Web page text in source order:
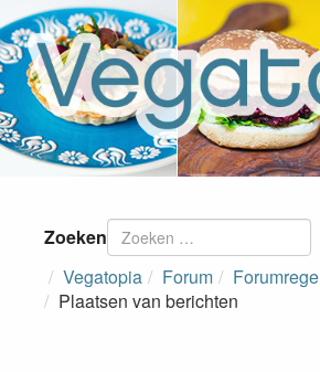
Zoeken
Vegatopia
Forum
Plaatsen van berichten